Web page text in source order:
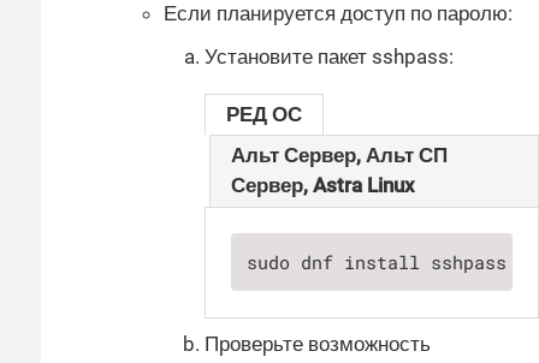
Если планируется доступ по паролю:
Установите пакет sshpass:
РЕД ОС
Альт Сервер, Альт СП
Сервер, Astra Linux
sudo dnf install sshpass
Проверьте возможность